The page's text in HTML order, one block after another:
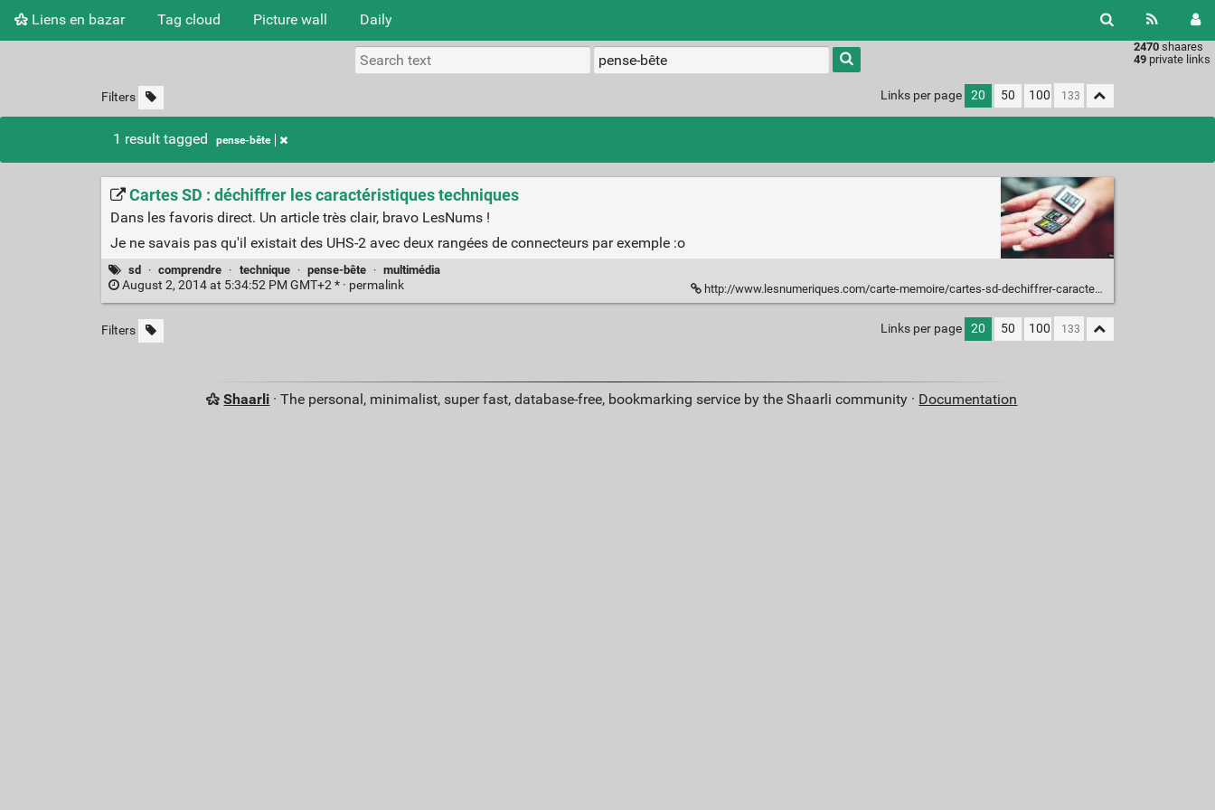
Liens en bazar Tag cloud Picture wall Daily
2470 shaares
49 private links
Filters Links per page 20 50 100
1 result tagged pense-bête
Cartes SD : déchiffrer les caractéristiques techniques
Dans les favoris direct. Un article très clair, bravo LesNums !
Je ne savais pas qu'il existait des UHS-2 avec deux rangées de connecteurs par exemple :o
sd · comprendre · technique · pense-bête · multimédia
August 2, 2014 at 5:34:52 PM GMT+2 * · permalink http://www.lesnumeriques.com/carte-memoire/cartes-sd-dechiffrer-caracteristiques-techniques-a1852.html
Filters Links per page 20 50 100
Shaarli · The personal, minimalist, super fast, database-free, bookmarking service by the Shaarli community · Documentation